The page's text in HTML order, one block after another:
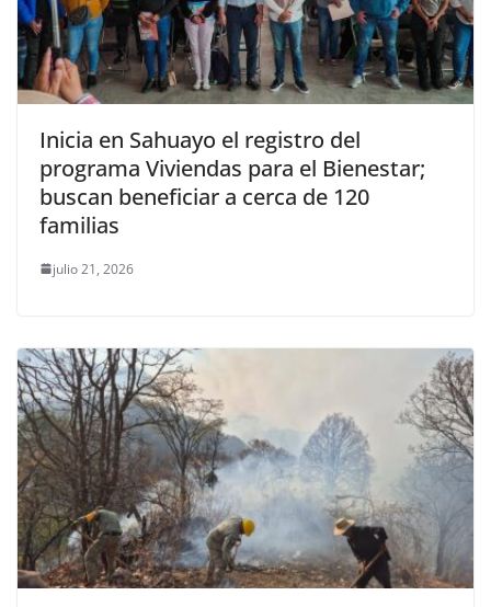
Inicia en Sahuayo el registro del
programa Viviendas para el Bienestar;
buscan beneficiar a cerca de 120
familias
julio 21, 2026